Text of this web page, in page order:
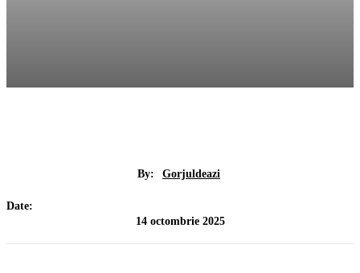
By: Gorjuldeazi
Date:
14 octombrie 2025